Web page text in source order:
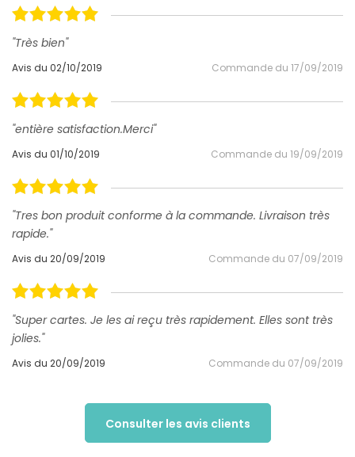
"Très bien"
Avis du 02/10/2019 Commande du 17/09/2019
"entière satisfaction.Merci"
Avis du 01/10/2019 Commande du 19/09/2019
"Tres bon produit conforme à la commande. Livraison très
rapide."
Avis du 20/09/2019 Commande du 07/09/2019
"Super cartes. Je les ai reçu très rapidement. Elles sont très
jolies."
Avis du 20/09/2019 Commande du 07/09/2019
Consulter les avis clients